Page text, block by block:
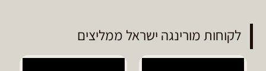
לקוחות מורינגה ישראל ממליצים